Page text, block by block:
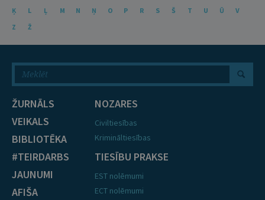
Ķ
L Ļ M N Ņ O P R S Š T U Ū
V
Z
Ž
ŽURNĀLS
VEIKALS
BIBLIOTĒKA
#TEIRDARBS
JAUNUMI
AFIŠA
NOZARES
Civiltiesības
Krimināltiesības
TIESĪBU PRAKSE
EST nolēmumi
ECT nolēmumi